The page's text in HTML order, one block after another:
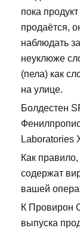
пока продукт
продаётся,
наблюдать
неуклюже
(пела) как
на улице.
Болдестен
Laboratories
Как
содержат
вашей
К Провирон
выпуска